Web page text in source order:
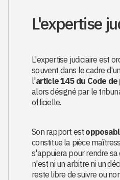
L'expertise
L'expertise judiciaire est
souvent dans le cadre d'un
l'article 145 du Code
alors désigné par le
officielle.
Son rapport est
constitue la pièce
s'appuiera pour rendre sa
n'est ni un arbitre ni un
reste libre de suivre ou